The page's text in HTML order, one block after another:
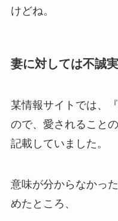
けどね。
妻に対しては不誠実
某情報サイトでは、
ので、愛されること
記載していました。
意味が分からなかっ
めたところ、